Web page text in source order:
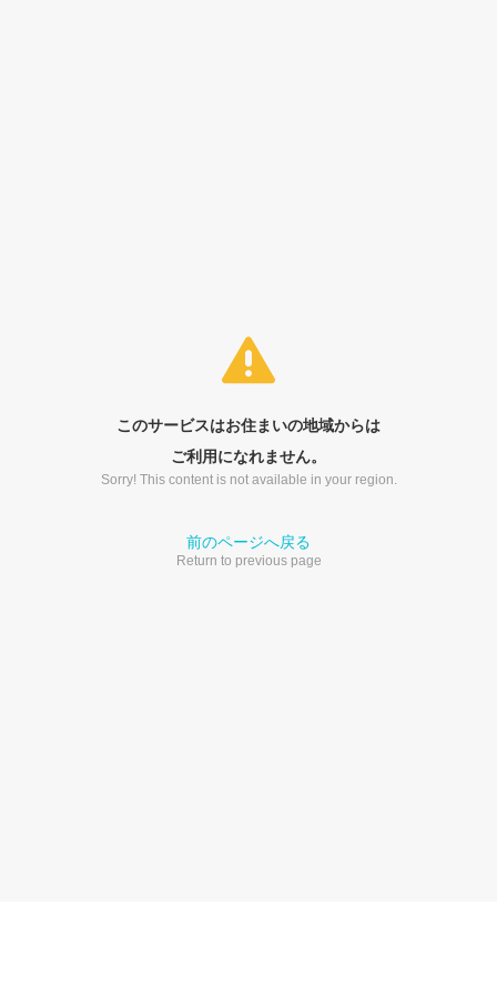
このサービスはお住まいの地域からは
ご利用になれません。
Sorry! This content is not available in your region.
前のページへ戻る
Return to previous page